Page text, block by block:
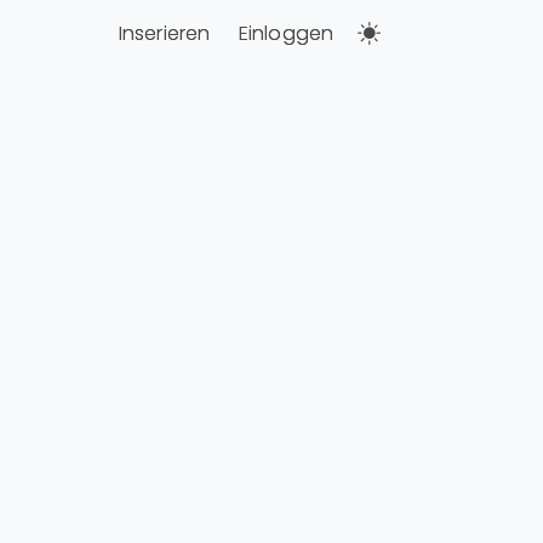
Inserieren Einloggen